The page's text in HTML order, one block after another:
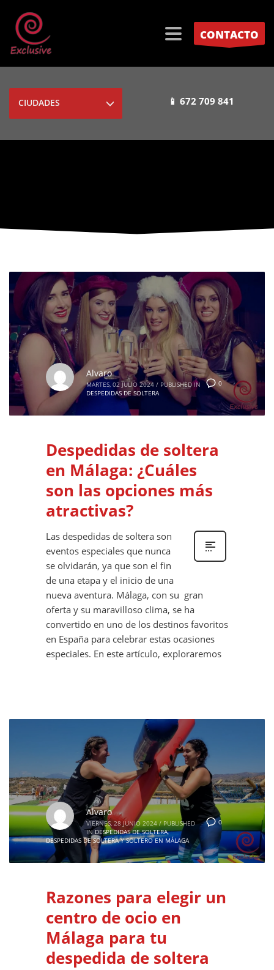
CONTACTO
CIUDADES 📱 672 709 841
0
Alvaro
MARTES, 02 JULIO 2024 / PUBLISHED IN
DESPEDIDAS DE SOLTERA
Despedidas de soltera
en Málaga: ¿Cuáles
son las opciones más
atractivas?
Las despedidas de soltera son
eventos especiales que nunca
se olvidarán, ya que son el fin
de una etapa y el inicio de una
nueva aventura. Málaga, con su gran
oferta y su maravilloso clima, se ha
convertido en uno de los destinos favoritos
en España para celebrar estas ocasiones
especiales. En este artículo, exploraremos
0
Alvaro
VIERNES, 28 JUNIO 2024 / PUBLISHED
IN DESPEDIDAS DE SOLTERA,
DESPEDIDAS DE SOLTERA Y SOLTERO EN MÁLAGA
Razones para elegir un
centro de ocio en
Málaga para tu
despedida de soltera